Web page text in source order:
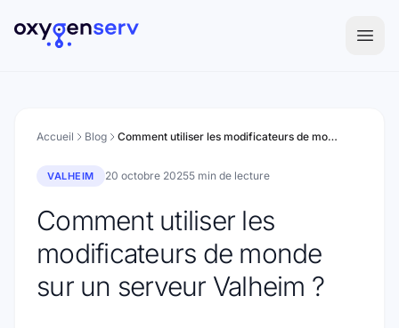
Accueil Blog Comment utiliser les modificateurs de monde sur un serveur Valheim ?
VALHEIM 20 octobre 20255 min de lecture
Comment utiliser les
modificateurs de monde
sur un serveur Valheim ?